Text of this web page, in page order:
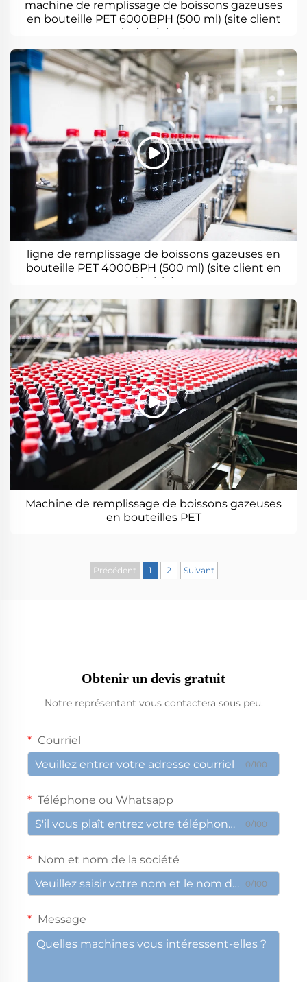
machine de remplissage de boissons gazeuses
en bouteille PET 6000BPH (500 ml) (site client
indonésien)
ligne de remplissage de boissons gazeuses en
bouteille PET 4000BPH (500 ml) (site client en
Algérie)
Machine de remplissage de boissons gazeuses
en bouteilles PET
Précédent 1 2 Suivant
Obtenir un devis gratuit
Notre représentant vous contactera sous peu.
Courriel
0/100
Téléphone ou Whatsapp
0/100
Nom et nom de la société
0/100
Message